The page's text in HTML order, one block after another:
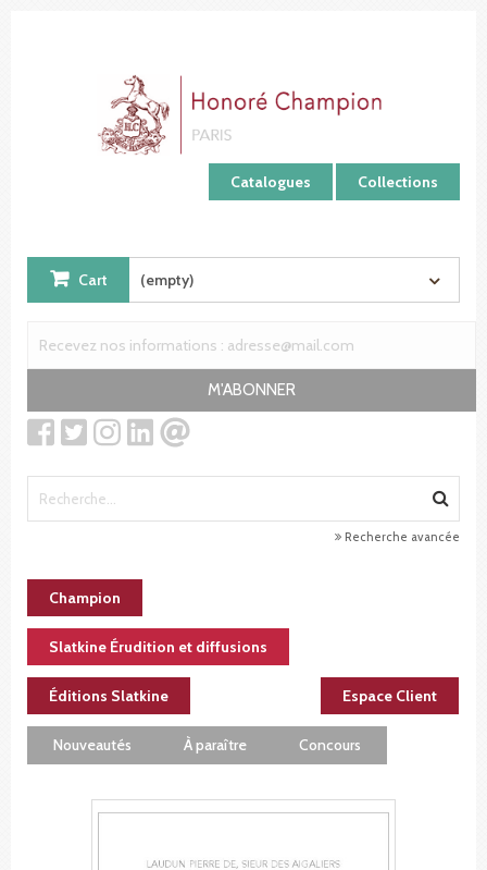
Catalogues Collections
Cart (empty)
M'ABONNER
Recherche avancée
Champion
Slatkine Érudition et diffusions
Éditions Slatkine Espace Client
Nouveautés À paraître Concours